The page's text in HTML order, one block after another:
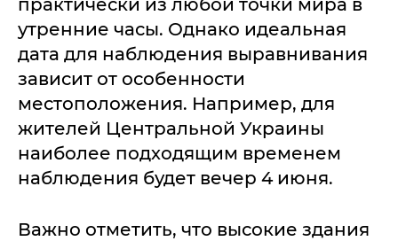
практически из любой точки мира в
утренние часы. Однако идеальная
дата для наблюдения выравнивания
зависит от особенности
местоположения. Например, для
жителей Центральной Украины
наиболее подходящим временем
наблюдения будет вечер 4 июня.
Важно отметить, что высокие здания